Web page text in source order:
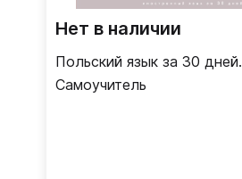
Нет в наличии
Польский язык за 30 дней.
Самоучитель